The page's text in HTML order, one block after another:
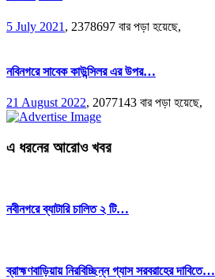
5 July 2021 , 2378697 বার পড়া হয়েছে,
নবিনগরে সাবেক কাউন্সিলর এর উপর…
21 August 2022, 2077143 বার পড়া হয়েছে,
এ ধরনের আরোও খবর
নবীনগরে ব্যাটারি চালিত ২ টি…
ব্রাহ্মণবাড়িয়ায় নিরবিচ্ছিন্ন গ্যাস সরবরাহের দাবিতে…